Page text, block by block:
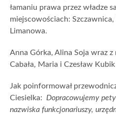
łamaniu prawa przez władze
miejscowościach:
Limanowa.
Anna Górka, Alina Soja wraz z
Cabała, Maria i Czesław
Jak poinformował
Ciesielka:
Dopracowujemy
nazwiska funkcjonariuszy,